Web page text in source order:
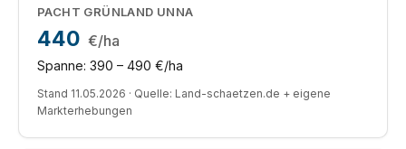
PACHT GRÜNLAND UNNA
440 €/ha
Spanne: 390 – 490 €/ha
Stand 11.05.2026 · Quelle: Land-schaetzen.de + eigene
Markterhebungen